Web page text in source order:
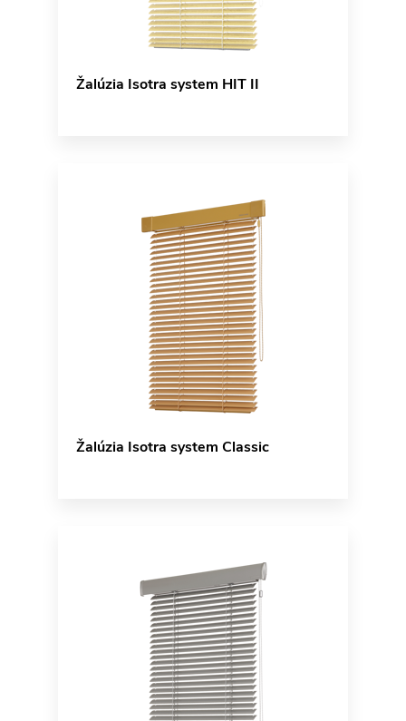
Žalúzia Isotra system HIT II
Žalúzia Isotra system Classic